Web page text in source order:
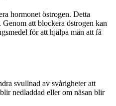
hormonet östrogen. Detta
att blockera östrogen kan
för att hjälpa män att få
svullnad av svårigheter att
nedladdad eller om näsan blir